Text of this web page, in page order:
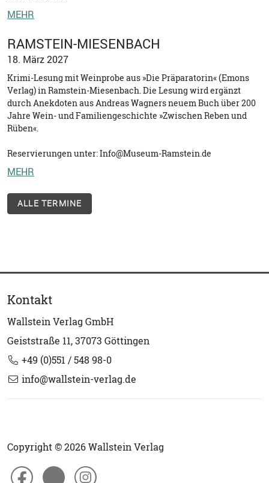
MEHR
RAMSTEIN-MIESENBACH
18. März 2027
Krimi-Lesung mit Weinprobe aus »Die Präparatorin« (Emons
Verlag) in Ramstein-Miesenbach. Die Lesung wird ergänzt
durch Anekdoten aus Andreas Wagners neuem Buch über 200
Jahre Wein- und Familiengeschichte »Zwischen Reben und
Rüben«.
Reservierungen unter: Info@Museum-Ramstein.de
MEHR
ALLE TERMINE
Kontakt
Wallstein Verlag GmbH
Geiststraße 11, 37073 Göttingen
+49 (0)551 / 548 98-0
info@wallstein-verlag.de
Copyright © 2026 Wallstein Verlag